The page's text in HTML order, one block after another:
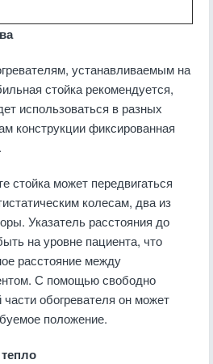
устанавливаемым на
стойка рекомендуется,
использоваться в разных
конструкции фиксированная
стойка может передвигаться
колесам, два из
Указатель расстояния до
на уровне пациента, что
расстояние между
С помощью свободно
обогревателя он может
положение.